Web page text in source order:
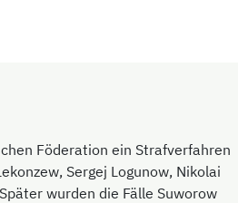
Föderation ein Strafverfahren
Sergej Logunow, Nikolai
wurden die Fälle Suworow